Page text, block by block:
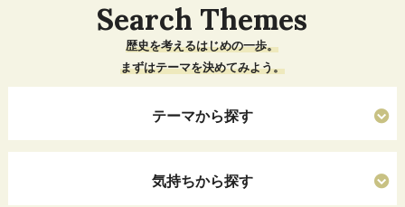
Search Themes
歴史を考えるはじめの一歩。
まずはテーマを決めてみよう。
テーマから探す
気持ちから探す